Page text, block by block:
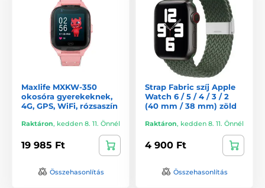
Maxlife MXKW-350
okosóra gyerekeknek,
4G, GPS, WiFi, rózsaszín
Raktáron, kedden 8. 11. Önnél
19 985 Ft
Összehasonlítás
Strap Fabric szíj Apple
Watch 6 / 5 / 4 / 3 / 2
(40 mm / 38 mm) zöld
Raktáron, kedden 8. 11. Önnél
4 900 Ft
Összehasonlítás